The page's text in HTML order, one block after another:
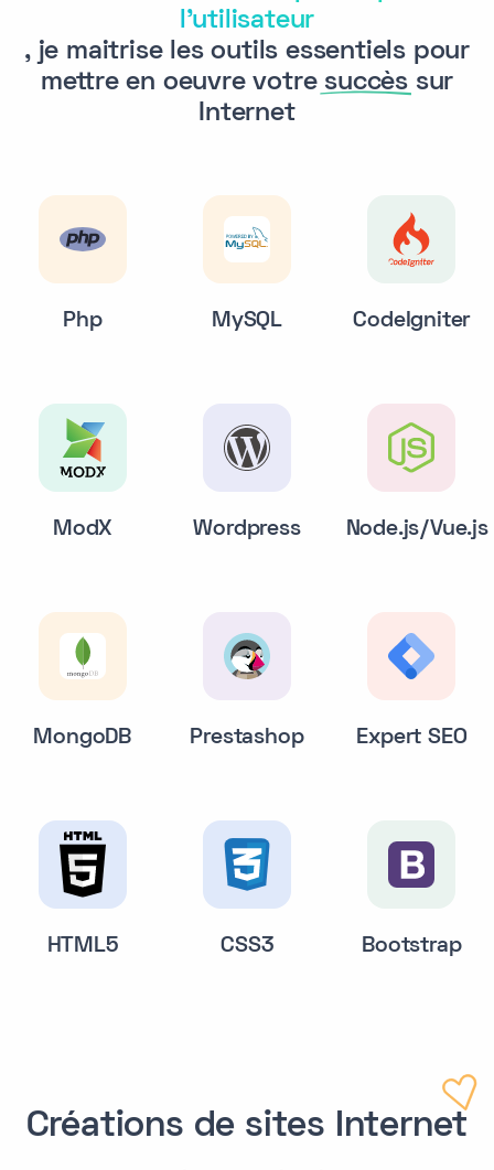
l'utilisateur
, je maitrise les outils essentiels pour
mettre en oeuvre votre succès sur
Internet
Php MySQL CodeIgniter
ModX Wordpress Node.js/Vue.js
MongoDB Prestashop Expert SEO
HTML5 CSS3 Bootstrap
Créations de sites Internet